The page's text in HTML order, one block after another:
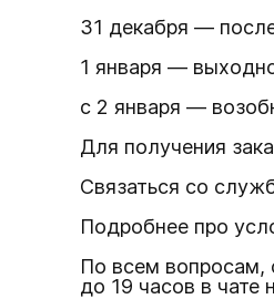
31 декабря —
1 января —
с 2 января —
Для получения
Связаться со
Подробнее про
По всем вопросам,
до 19 часов в чате